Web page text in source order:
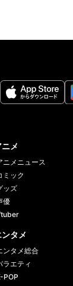
ニメ
ニメニュース
ミック
ッズ
優
ンタメ
ンタメ総合
ラエティ
POP